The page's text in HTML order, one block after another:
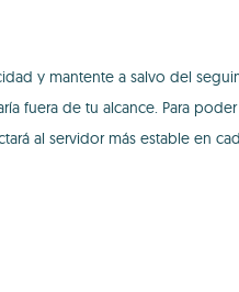
y mantente a salvo del
fuera de tu alcance. Para
al servidor más estable en